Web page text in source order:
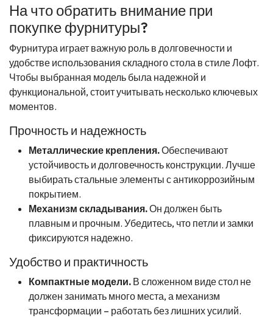
На что обратить внимание при
покупке фурнитуры?
Фурнитура играет важную роль в долговечности и
удобстве использования складного стола в стиле Лофт.
Чтобы выбранная модель была надежной и
функциональной, стоит учитывать несколько ключевых
моментов.
Прочность и надежность
Металлические крепления.Обеспечивают
устойчивость и долговечность конструкции. Лучше
выбирать стальные элементы с антикоррозийным
покрытием.
Механизм складывания.Он должен быть
плавным и прочным. Убедитесь, что петли и замки
фиксируются надежно.
Удобство и практичность
Компактные модели. В сложенном виде стол не
должен занимать много места, а механизм
трансформации – работать без лишних усилий.